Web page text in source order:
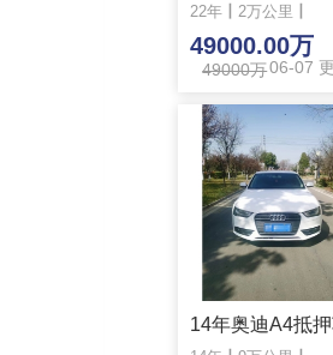
22年 2万公里
49000.00万
49000万06-07
14年奥迪A4抵